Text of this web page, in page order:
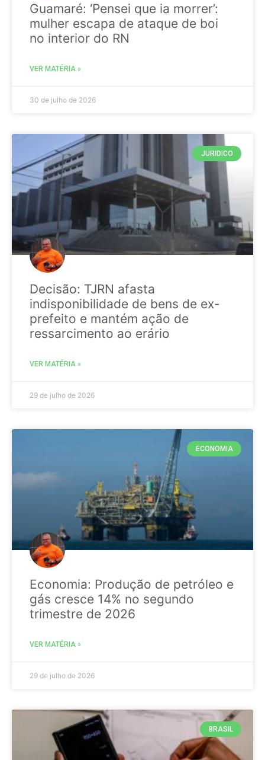
Guamaré: ‘Pensei que ia morrer’:
mulher escapa de ataque de boi
no interior do RN
VER MATÉRIA »
30 de julho de 2026
JURIDICO
Decisão: TJRN afasta
indisponibilidade de bens de ex-
prefeito e mantém ação de
ressarcimento ao erário
VER MATÉRIA »
29 de julho de 2026
ECONOMIA
Economia: Produção de petróleo e
gás cresce 14% no segundo
trimestre de 2026
VER MATÉRIA »
29 de julho de 2026
BRASIL